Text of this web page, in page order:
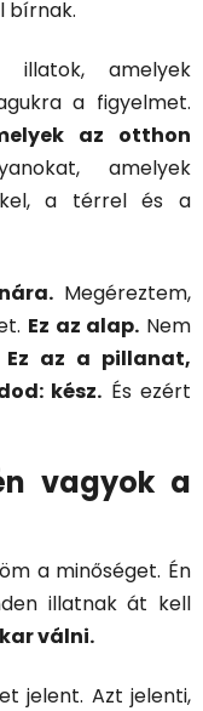
bírnak.
amelyek
a figyelmet.
az otthon
amelyek
a térrel és a
Megéreztem,
Ez az alap. Nem
Ez az a pillanat,
kész. És ezért
vagyok a
a minőséget. Én
illatnak át kell
válni.
jelent. Azt jelenti,